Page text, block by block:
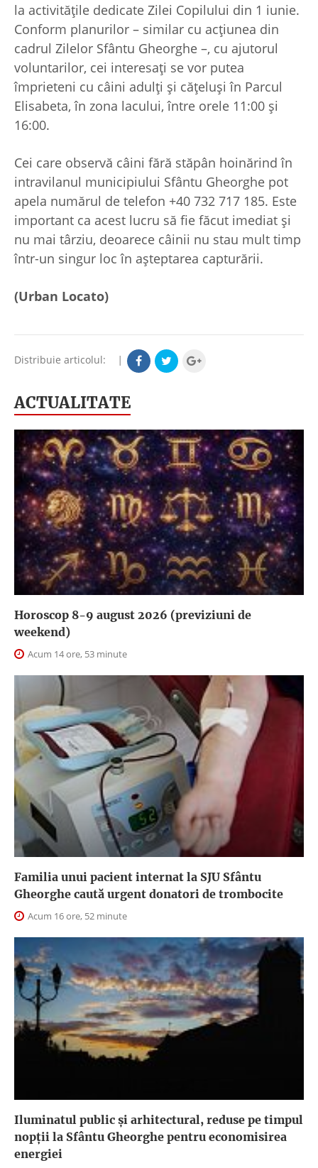
la activitățile dedicate Zilei Copilului din 1 iunie.
Conform planurilor – similar cu acțiunea din
cadrul Zilelor Sfântu Gheorghe –, cu ajutorul
voluntarilor, cei interesați se vor putea
împrieteni cu câini adulți și cățeluși în Parcul
Elisabeta, în zona lacului, între orele 11:00 și
16:00.
Cei care observă câini fără stăpân hoinărind în
intravilanul municipiului Sfântu Gheorghe pot
apela numărul de telefon +40 732 717 185. Este
important ca acest lucru să fie făcut imediat și
nu mai târziu, deoarece câinii nu stau mult timp
într-un singur loc în așteptarea capturării.
(Urban Locato)
Distribuie articolul: |
ACTUALITATE
Horoscop 8-9 august 2026 (previziuni de
weekend)
Acum 14 ore, 53 minute
Familia unui pacient internat la SJU Sfântu
Gheorghe caută urgent donatori de trombocite
Acum 16 ore, 52 minute
Iluminatul public şi arhitectural, reduse pe timpul
nopţii la Sfântu Gheorghe pentru economisirea
energiei